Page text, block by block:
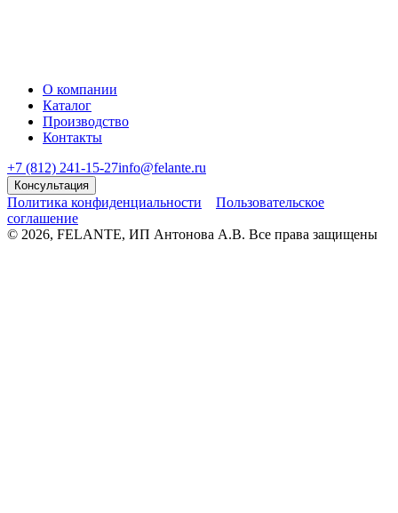
О компании
Каталог
Производство
Контакты
+7 (812) 241-15-27info@felante.ru
Консультация
Политика конфиденциальности
Пользовательское
соглашение
© 2026, FELANTE, ИП Антонова А.В. Все права защищены